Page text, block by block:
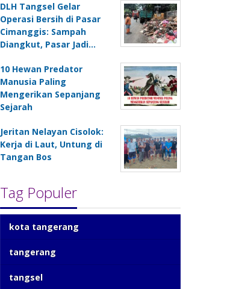
DLH Tangsel Gelar
Operasi Bersih di Pasar
Cimanggis: Sampah
Diangkut, Pasar Jadi…
10 Hewan Predator
Manusia Paling
Mengerikan Sepanjang
Sejarah
Jeritan Nelayan Cisolok:
Kerja di Laut, Untung di
Tangan Bos
Tag Populer
kota tangerang
tangerang
tangsel